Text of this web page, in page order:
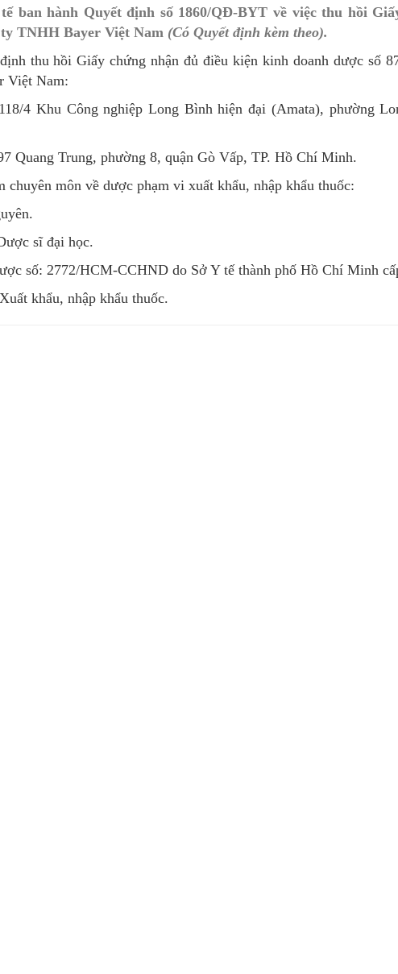
Nghiệp vụ Y
Nghiệp vụ Dược
Phòng Dân số và Phát triển
Phòng Bảo trợ xã hội và Trẻ em
Cơ quan, đơn vị trực thuộc
SƠ ĐỒ TỔ CHỨC BỘ MÁY
LỊCH SỬ Y TẾ QUẢNG NINH
CHẾ LÀM VIỆC SỞ Y TẾ
Bảo hiểm Y tế
Phòng chống tệ nạn xã hội
Khám chữa bệnh
Dược và Mỹ phẩm
Phòng bệnh
Tổ chức cán bộ
Hiên
tế ban hành Quyết định số 1860/QĐ-BYT về việc thu hồi
TNHH Bayer Việt Nam (Có Quyết định kèm theo).
thu hồi Giấy chứng nhận đủ điều kiện kinh doanh dược số
Việt Nam:
4 Khu Công nghiệp Long Bình hiện đại (Amata), phường
Quang Trung, phường 8, quận Gò Vấp, TP. Hồ Chí Minh.
môn về dược phạm vi xuất khẩu, nhập khẩu thuốc:
sĩ đại học.
số: 2772/HCM-CCHND do Sở Y tế thành phố Hồ Chí Minh
khẩu, nhập khẩu thuốc.